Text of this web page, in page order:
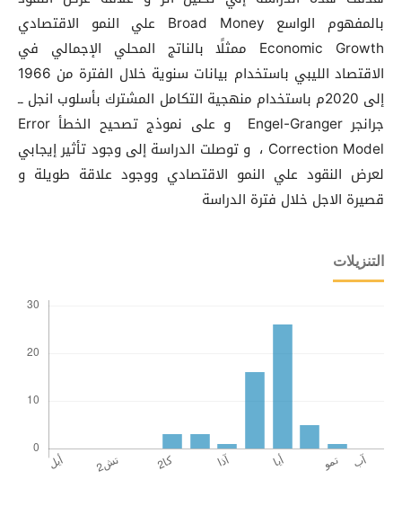
بالمفهوم الواسع Broad Money علي النمو الاقتصادي
Economic Growth ممثلًا بالناتج المحلي الإجمالي في
الاقتصاد الليبي باستخدام بيانات سنوية خلال الفترة من 1966
إلى 2020م باستخدام منهجية التكامل المشترك بأسلوب انجل ــ
جرانجر Engel-Granger و على نموذج تصحيح الخطأ Error
Correction Model ، و توصلت الدراسة إلى وجود تأثير إيجابي
لعرض النقود علي النمو الاقتصادي ووجود علاقة طويلة و
قصيرة الاجل خلال فترة الدراسة
التنزيلات